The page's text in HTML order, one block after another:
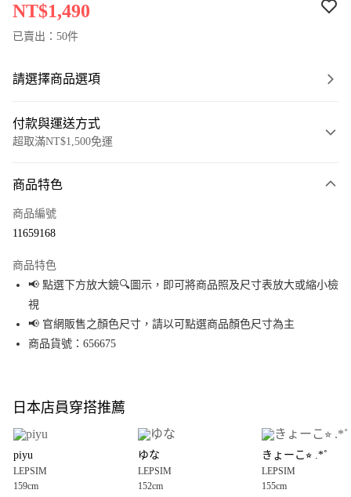
NT$1,490
已賣出：50件
請選擇商品選項
付款與運送方式
超取滿NT$1,500免運
信用卡一次付款
Apple Pay
街口支付
悠遊付
全盈+PAY
大哥付你分期
【大哥付你分期使用說明】
1.本服務由台灣大哥大提供，台灣大哥大用戶可立即使用無須另外申請。
2.付款方式選擇「大哥付你分期」，訂單成立後會自動跳轉到大哥付的交易
AFTEE先享後付
商品特色
商品編號
11659168
商品特色
📢 點選下方放大鏡🔍圖示，即可將商品照及尺寸表放大或縮小檢
視
📢 官網販售之顏色尺寸，請以可點選商品顏色尺寸為主
商品貨號：656675
日本店員穿搭推薦
piyu
LEPSIM
159cm
ゆな
LEPSIM
152cm
きょーこ⭐︎ .*˚
LEPSIM
155cm